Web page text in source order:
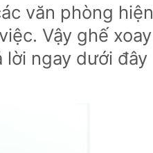
văn phòng hiện
Vậy ghế xoay
ngay dưới đây